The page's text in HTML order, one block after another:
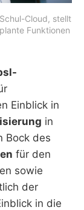
Cloud, stellt
Funktionen
Einblick in
in
Bock des
für den
sowie
der
in die